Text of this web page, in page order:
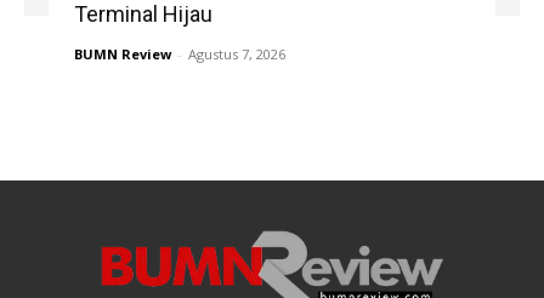
Terminal Hijau
BUMN Review - Agustus 7, 2026